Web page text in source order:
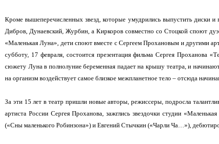
Кроме вышеперечисленных звезд, которые умудрились выпустить диски
Дибров, Дунаевский, Журбин, а Киркоров совместно со Стоцкой споют
«Маленькая Луна», дети споют вместе с Сергеем Прохановым и другими
субботу, 17 февраля, состоится презентация фильма Сергея Проханова
сюжету Луна в полнолуние беременная падает на крышу театра, и
на организм воздействует самое близкое межпланетное тело – отсюда
За эти 15 лет в театр пришли новые авторы, режиссеры, подросла
артиста России Сергея Проханова, зажглись звездочки студии
(«Сны маленького Робинзона») и Евгений Стычкин («Чарли Ча…»),